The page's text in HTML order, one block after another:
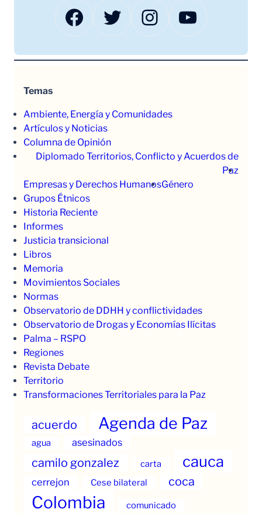
Facebook Twitter Instagram YouTube
Temas
Ambiente, Energía y Comunidades
Artículos y Noticias
Columna de Opinión
Diplomado Territorios, Conflicto y Acuerdos de
Paz
Empresas y Derechos HumanosGénero
Grupos Étnicos
Historia Reciente
Informes
Justicia transicional
Libros
Memoria
Movimientos Sociales
Normas
Observatorio de DDHH y conflictividades
Observatorio de Drogas y Economías Ilícitas
Palma – RSPO
Regiones
Revista Debate
Territorio
Transformaciones Territoriales para la Paz
acuerdo Agenda de Paz
agua asesinados
camilo gonzalez carta cauca
cerrejon Cese bilateral coca
Colombia comunicado